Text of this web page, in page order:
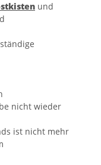
und
nicht wieder
ist nicht mehr